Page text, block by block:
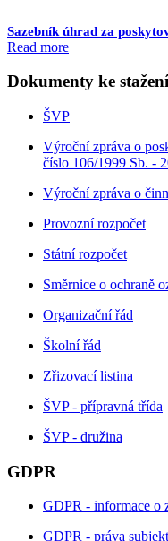
Sazebník úhrad za
Read more
Dokumenty ke stažení
ŠVP
Výroční zpráva o
číslo 106/1999 Sb. -
Výroční zpráva o
Provozní rozpočet
Státní rozpočet
Směrnice o ochraně
Organizační řád
Školní řád
Zřizovací listina
ŠVP - přípravná třída
ŠVP - družina
GDPR
GDPR - informace o
GDPR - práva